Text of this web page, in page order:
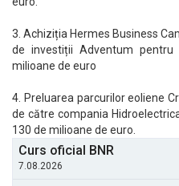
3. Achiziția Hermes Business
de investiții Adventum
milioane de euro
4. Preluarea parcurilor eoliene
de către compania
130 de milioane de euro.
Curs oficial BNR
7.08.2026